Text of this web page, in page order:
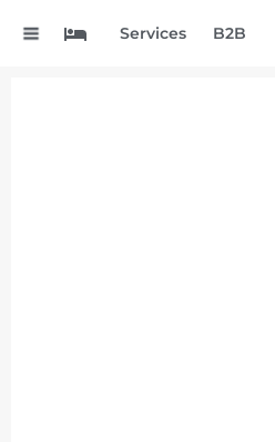
Services B2B